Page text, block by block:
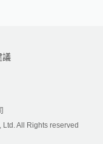
議
All Rights reserved